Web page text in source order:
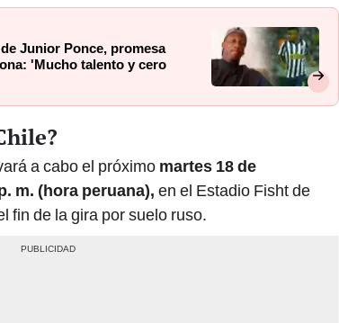
Junior Ponce, promesa
'Mucho talento y cero
a cabo el próximo martes 18 de
m. (hora peruana), en el Estadio Fisht de
fin de la gira por suelo ruso.